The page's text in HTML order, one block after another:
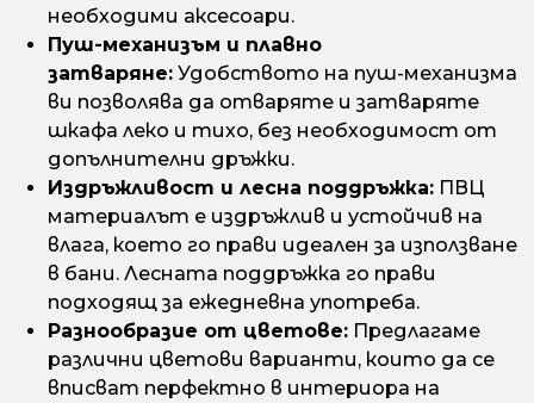
необходими аксесоари.
Пуш-механизъм и плавно
затваряне: Удобството на пуш-механизма
ви позволява да отваряте и затваряте
шкафа леко и тихо, без необходимост от
допълнителни дръжки.
Издръжливост и лесна поддръжка: ПВЦ
материалът е издръжлив и устойчив на
влага, което го прави идеален за използване
в бани. Лесната поддръжка го прави
подходящ за ежедневна употреба.
Разнообразие от цветове: Предлагаме
различни цветови варианти, които да се
вписват перфектно в интериора на